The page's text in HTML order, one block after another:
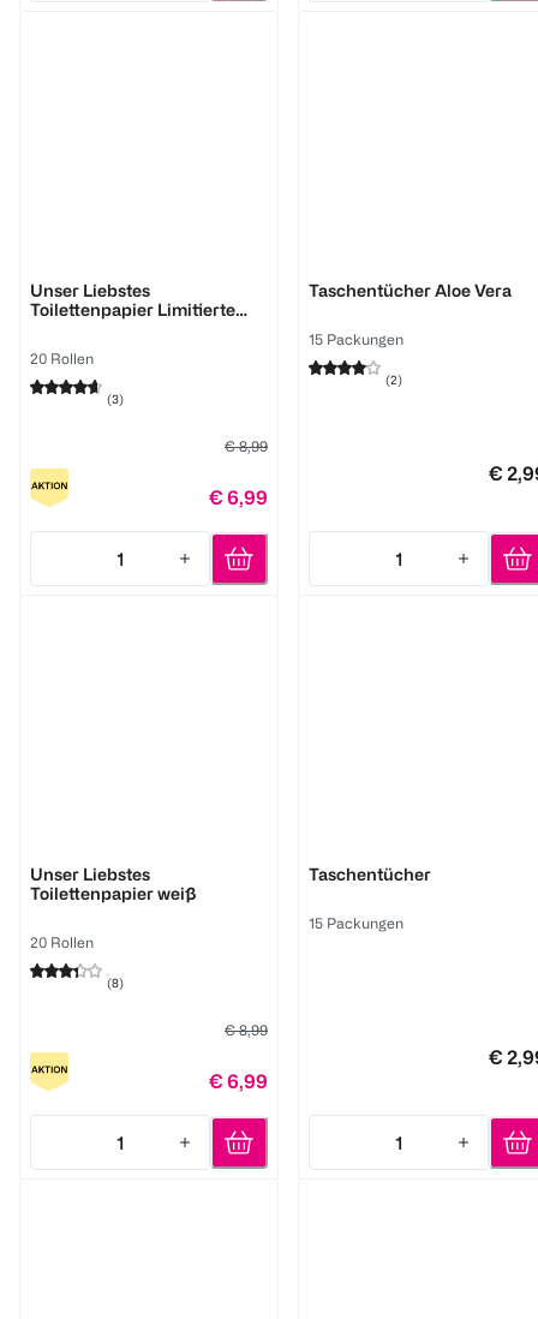
Unser Liebstes
Toilettenpapier Limitierte
20 Rollen
(3)
€ 8,99
€ 6,99
1
Quantity: 1
Taschentücher Aloe Vera
15 Packungen
(2)
€
1
Quantity: 1
Unser Liebstes
Toilettenpapier weiß
20 Rollen
(8)
€ 8,99
€ 6,99
1
Quantity: 1
Taschentücher
15 Packungen
€
1
Quantity: 1